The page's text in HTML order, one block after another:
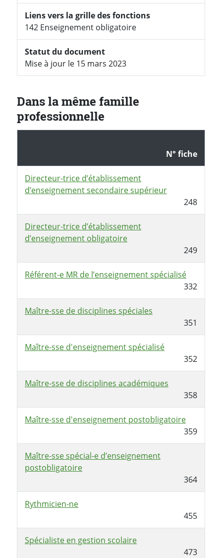
Liens vers la grille des fonctions
142 Enseignement obligatoire
Statut du document
Mise à jour le 15 mars 2023
Dans la même famille
professionnelle
N° fiche
Directeur-trice d’établissement
d’enseignement secondaire supérieur
248
Directeur-trice d’établissement
d’enseignement obligatoire
249
Référent-e MR de l’enseignement spécialisé
332
Maître-sse de disciplines spéciales
351
Maître-sse d'enseignement spécialisé
352
Maître-sse de disciplines académiques
358
Maître-sse d'enseignement postobligatoire
359
Maître-sse spécial-e d’enseignement
postobligatoire
364
Rythmicien-ne
455
Spécialiste en gestion scolaire
473